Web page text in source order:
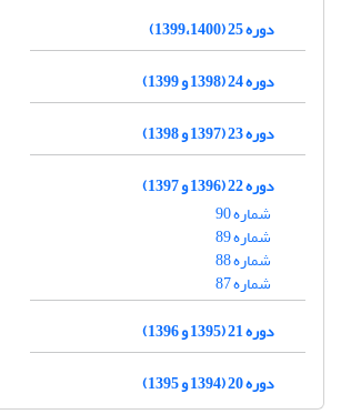
دوره 25 (1399،1400)
دوره 24 (1398 و 1399)
دوره 23 (1397 و 1398)
دوره 22 (1396 و 1397)
شماره 90
شماره 89
شماره 88
شماره 87
دوره 21 (1395 و 1396)
دوره 20 (1394 و 1395)